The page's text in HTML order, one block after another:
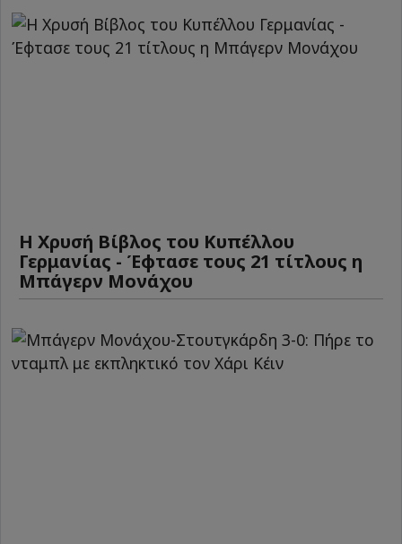
Η Χρυσή Βίβλος του Κυπέλλου
Γερμανίας - Έφτασε τους 21 τίτλους η
Μπάγερν Μονάχου